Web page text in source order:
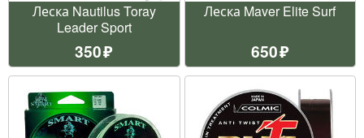
Леска Nautilus Toray
Leader Sport
350
Леска Maver Elite Surf
650